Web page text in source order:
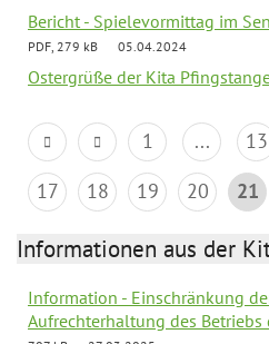
Bericht - Spielevormittag im
PDF, 279 kB 05.04.2024
Ostergrüße der Kita
1 ... 13
17
18 19 20 21
Informationen aus der
Information - Einschränkung
Aufrechterhaltung des